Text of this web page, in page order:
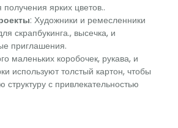
ярких цветов..
: Художники и ремесленники
скрапбукинга., высечка, и
приглашения.
маленьких коробочек, рукава, и
используют толстый картон, чтобы
структуру с привлекательностью